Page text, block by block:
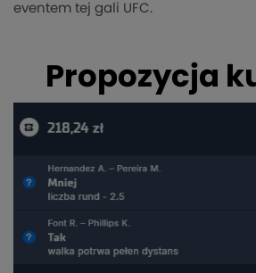
eventem tej gali UFC.
Propozycja